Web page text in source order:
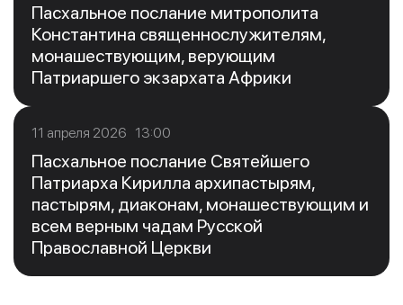
Пасхальное послание митрополита
Константина священнослужителям,
монашествующим, верующим
Патриаршего экзархата Африки
11 апреля 2026 13:00
Пасхальное послание Святейшего
Патриарха Кирилла архипастырям,
пастырям, диаконам, монашествующим и
всем верным чадам Русской
Православной Церкви